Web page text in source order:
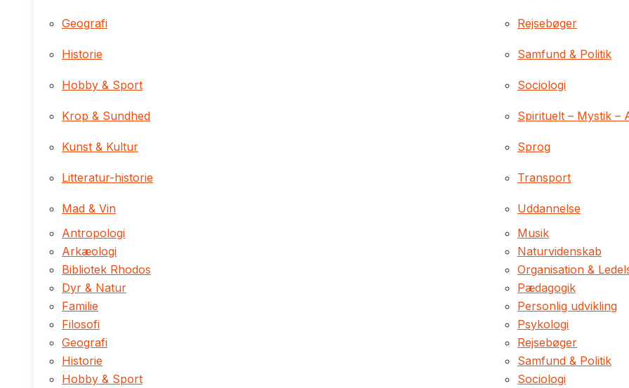
Geografi
Historie
Hobby & Sport
Krop & Sundhed
Kunst & Kultur
Litteratur-historie
Mad & Vin
Rejsebøger
Samfund & Politik
Sociologi
Spirituelt – Mystik –
Sprog
Transport
Uddannelse
Antropologi
Arkæologi
Bibliotek Rhodos
Dyr & Natur
Familie
Filosofi
Geografi
Historie
Hobby & Sport
Musik
Naturvidenskab
Organisation &
Pædagogik
Personlig udvikling
Psykologi
Rejsebøger
Samfund & Politik
Sociologi